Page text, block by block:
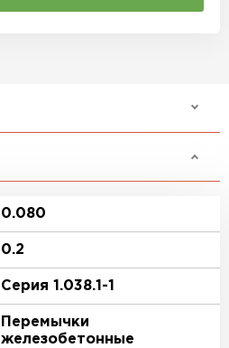
0.080
0.2
Серия 1.038.1-1
Перемычки
железобетонные